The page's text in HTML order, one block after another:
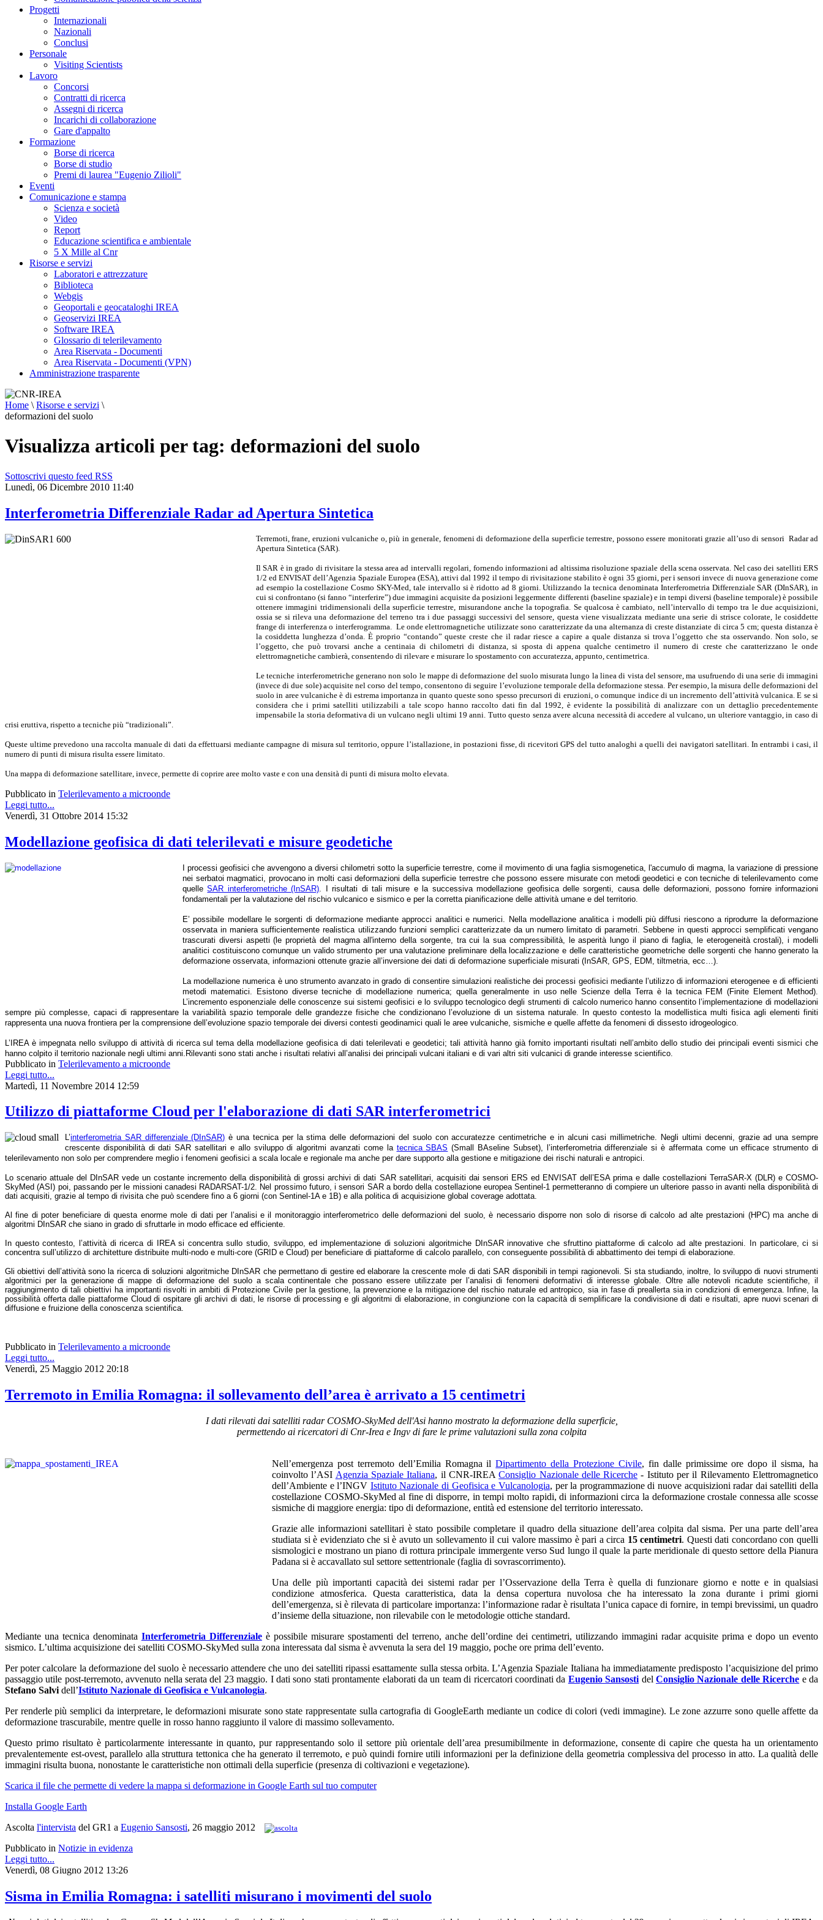
Progetti
Internazionali
Nazionali
Conclusi
Personale
Visiting Scientists
Lavoro
Concorsi
Contratti di ricerca
Assegni di ricerca
Incarichi di collaborazione
Gare d'appalto
Formazione
Borse di ricerca
Borse di studio
Premi di laurea "Eugenio Zilioli"
Eventi
Comunicazione e stampa
Scienza e società
Video
Report
Educazione scientifica e ambientale
5 X Mille al Cnr
Risorse e servizi
Laboratori e attrezzature
Biblioteca
Webgis
Geoportali e geocataloghi IREA
Geoservizi IREA
Software IREA
Glossario di telerilevamento
Area Riservata - Documenti
Area Riservata - Documenti (VPN)
Amministrazione trasparente
Home \ Risorse e servizi \
deformazioni del suolo
Visualizza articoli per tag: deformazioni del suolo
Sottoscrivi questo feed RSS
Lunedì, 06 Dicembre 2010 11:40
Interferometria Differenziale Radar ad Apertura Sintetica
Terremoti, frane, eruzioni vulcaniche o, più in generale, fenomeni di deformazione della superficie terrestre, possono essere monitorati grazie all’uso di sensori Radar ad
Apertura Sintetica (SAR).
Il SAR è in grado di rivisitare la stessa area ad intervalli regolari, fornendo informazioni ad altissima risoluzione spaziale della scena osservata. Nel caso dei satelliti ERS
1/2 ed ENVISAT dell’Agenzia Spaziale Europea (ESA), attivi dal 1992 il tempo di rivisitazione stabilito è ogni 35 giorni, per i sensori invece di nuova generazione come
ad esempio la costellazione Cosmo SKY-Med, tale intervallo si è ridotto ad 8 giorni. Utilizzando la tecnica denominata Interferometria Differenziale SAR (DInSAR), in
cui si confrontano (si fanno “interferire”) due immagini acquisite da posizioni leggermente differenti (baseline spaziale) e in tempi diversi (baseline temporale) è possibile
ottenere immagini tridimensionali della superficie terrestre, misurandone anche la topografia. Se qualcosa è cambiato, nell’intervallo di tempo tra le due acquisizioni,
ossia se si rileva una deformazione del terreno tra i due passaggi successivi del sensore, questa viene visualizzata mediante una serie di strisce colorate, le cosiddette
frange di interferenza o interferogramma. Le onde elettromagnetiche utilizzate sono caratterizzate da una alternanza di creste distanziate di circa 5 cm; questa distanza è
la cosiddetta lunghezza d’onda. È proprio “contando” queste creste che il radar riesce a capire a quale distanza si trova l’oggetto che sta osservando. Non solo, se
l’oggetto, che può trovarsi anche a centinaia di chilometri di distanza, si sposta di appena qualche centimetro il numero di creste che caratterizzano le onde
elettromagnetiche cambierà, consentendo di rilevare e misurare lo spostamento con accuratezza, appunto, centimetrica.
Le tecniche interferometriche generano non solo le mappe di deformazione del suolo misurata lungo la linea di vista del sensore, ma usufruendo di una serie di immagini
(invece di due sole) acquisite nel corso del tempo, consentono di seguire l’evoluzione temporale della deformazione stessa. Per esempio, la misura delle deformazioni del
suolo in aree vulcaniche è di estrema importanza in quanto queste sono spesso precursori di eruzioni, o comunque indice di un incremento dell’attività vulcanica. E se si
considera che i primi satelliti utilizzabili a tale scopo hanno raccolto dati fin dal 1992, è evidente la possibilità di analizzare con un dettaglio precedentemente
impensabile la storia deformativa di un vulcano negli ultimi 19 anni. Tutto questo senza avere alcuna necessità di accedere al vulcano, un ulteriore vantaggio, in caso di
crisi eruttiva, rispetto a tecniche più “tradizionali”.
Queste ultime prevedono una raccolta manuale di dati da effettuarsi mediante campagne di misura sul territorio, oppure l’istallazione, in postazioni fisse, di ricevitori GPS del tutto analoghi a quelli dei navigatori satellitari. In entrambi i casi, il
numero di punti di misura risulta essere limitato.
Una mappa di deformazione satellitare, invece, permette di coprire aree molto vaste e con una densità di punti di misura molto elevata.
Pubblicato in Telerilevamento a microonde
Leggi tutto...
Venerdì, 31 Ottobre 2014 15:32
Modellazione geofisica di dati telerilevati e misure geodetiche
I processi geofisici che avvengono a diversi chilometri sotto la superficie terrestre, come il movimento di una faglia sismogenetica, l'accumulo di magma, la variazione di pressione
nei serbatoi magmatici, provocano in molti casi deformazioni della superficie terrestre che possono essere misurate con metodi geodetici e con tecniche di telerilevamento come
quelleSAR interferometriche (InSAR) . I risultati di tali misure e la successiva modellazione geofisica delle sorgenti, causa delle deformazioni, possono fornire informazioni
fondamentali per la valutazione del rischio vulcanico e sismico e per la corretta pianificazione delle attività umane e del territorio.
E’ possibile modellare le sorgenti di deformazione mediante approcci analitici e numerici. Nella modellazione analitica i modelli più diffusi riescono a riprodurre la deformazione
osservata in maniera sufficientemente realistica utilizzando funzioni semplici caratterizzate da un numero limitato di parametri. Sebbene in questi approcci semplificati vengano
trascurati diversi aspetti (le proprietà del magma all'interno della sorgente, tra cui la sua compressibilità, le asperità lungo il piano di faglia, le eterogeneità crostali), i modelli
analitici costituiscono comunque un valido strumento per una valutazione preliminare della localizzazione e delle caratteristiche geometriche delle sorgenti che hanno generato la
deformazione osservata, informazioni ottenute grazie all’inversione dei dati di deformazione superficiale misurati (InSAR, GPS, EDM, tiltmetria, ecc…).
La modellazione numerica è uno strumento avanzato in grado di consentire simulazioni realistiche dei processi geofisici mediante l’utilizzo di informazioni eterogenee e di efficienti
metodi matematici. Esistono diverse tecniche di modellazione numerica; quella generalmente in uso nelle Scienze della Terra è la tecnica FEM (Finite Element Method).
L’incremento esponenziale delle conoscenze sui sistemi geofisici e lo sviluppo tecnologico degli strumenti di calcolo numerico hanno consentito l’implementazione di modellazioni
sempre più complesse, capaci di rappresentare la variabilità spazio temporale delle grandezze fisiche che condizionano l’evoluzione di un sistema naturale. In questo contesto la modellistica multi fisica agli elementi finiti
rappresenta una nuova frontiera per la comprensione dell’evoluzione spazio temporale dei diversi contesti geodinamici quali le aree vulcaniche, sismiche e quelle affette da fenomeni di dissesto idrogeologico.
L’IREA è impegnata nello sviluppo di attività di ricerca sul tema della modellazione geofisica di dati telerilevati e geodetici; tali attività hanno già fornito importanti risultati nell’ambito dello studio dei principali eventi sismici che
hanno colpito il territorio nazionale negli ultimi anni. Rilevanti sono stati anche i risultati relativi all’analisi dei principali vulcani italiani e di vari altri siti vulcanici di grande interesse scientifico.
Pubblicato in Telerilevamento a microonde
Leggi tutto...
Martedì, 11 Novembre 2014 12:59
Utilizzo di piattaforme Cloud per l'elaborazione di dati SAR interferometrici
L’interferometria SAR differenziale (DInSAR) è una tecnica per la stima delle deformazioni del suolo con accuratezze centimetriche e in alcuni casi millimetriche. Negli ultimi decenni, grazie ad una sempre
crescente disponibilità di dati SAR satellitari e allo sviluppo di algoritmi avanzati come la tecnica SBAS (Small BAseline Subset), l’interferometria differenziale si è affermata come un efficace strumento di
telerilevamento non solo per comprendere meglio i fenomeni geofisici a scala locale e regionale ma anche per dare supporto alla gestione e mitigazione dei rischi naturali e antropici.
Lo scenario attuale del DInSAR vede un costante incremento della disponibilità di grossi archivi di dati SAR satellitari, acquisiti dai sensori ERS ed ENVISAT dell’ESA prima e dalle costellazioni TerraSAR-X (DLR) e COSMO-
SkyMed (ASI) poi, passando per le missioni canadesi RADARSAT-1/2. Nel prossimo futuro, i sensori SAR a bordo della costellazione europea Sentinel-1 permetteranno di compiere un ulteriore passo in avanti nella disponibilità di
dati acquisiti, grazie al tempo di rivisita che può scendere fino a 6 giorni (con Sentinel-1A e 1B) e alla politica di acquisizione global coverage adottata.
Al fine di poter beneficiare di questa enorme mole di dati per l’analisi e il monitoraggio interferometrico delle deformazioni del suolo, è necessario disporre non solo di risorse di calcolo ad alte prestazioni (HPC) ma anche di
algoritmi DInSAR che siano in grado di sfruttarle in modo efficace ed efficiente.
In questo contesto, l’attività di ricerca di IREA si concentra sullo studio, sviluppo, ed implementazione di soluzioni algoritmiche DInSAR innovative che sfruttino piattaforme di calcolo ad alte prestazioni. In particolare, ci si
concentra sull’utilizzo di architetture distribuite multi-nodo e multi-core (GRID e Cloud) per beneficiare di piattaforme di calcolo parallelo, con conseguente possibilità di abbattimento dei tempi di elaborazione.
Gli obiettivi dell’attività sono la ricerca di soluzioni algoritmiche DInSAR che permettano di gestire ed elaborare la crescente mole di dati SAR disponibili in tempi ragionevoli. Si sta studiando, inoltre, lo sviluppo di nuovi strumenti
algoritmici per la generazione di mappe di deformazione del suolo a scala continentale che possano essere utilizzate per l’analisi di fenomeni deformativi di interesse globale. Oltre alle notevoli ricadute scientifiche, il
raggiungimento di tali obiettivi ha importanti risvolti in ambiti di Protezione Civile per la gestione, la prevenzione e la mitigazione del rischio naturale ed antropico, sia in fase di preallerta sia in condizioni di emergenza. Infine, la
possibilità offerta dalle piattaforme Cloud di ospitare gli archivi di dati, le risorse di processing e gli algoritmi di elaborazione, in congiunzione con la capacità di semplificare la condivisione di dati e risultati, apre nuovi scenari di
diffusione e fruizione della conoscenza scientifica.
Pubblicato in Telerilevamento a microonde
Leggi tutto...
Venerdì, 25 Maggio 2012 20:18
Terremoto in Emilia Romagna: il sollevamento dell’area è arrivato a 15 centimetri
I dati rilevati dai satelliti radar COSMO-SkyMed dell'Asi hanno mostrato la deformazione della superficie,
permettendo ai ricercatori di Cnr-Irea e Ingv di fare le prime valutazioni sulla zona colpita
Nell’emergenza post terremoto dell’Emilia Romagna ilDipartimento della Protezione Civile, fin dalle primissime ore dopo il sisma, ha
coinvolto l’ASI Agenzia Spaziale Italiana, il CNR-IREAConsiglio Nazionale delle Ricerche - Istituto per il Rilevamento Elettromagnetico
dell’Ambiente e l’INGV Istituto Nazionale di Geofisica e Vulcanologia, per la programmazione di nuove acquisizioni radar dai satelliti della
costellazione COSMO-SkyMed al fine di disporre, in tempi molto rapidi, di informazioni circa la deformazione crostale connessa alle scosse
sismiche di maggiore energia: tipo di deformazione, entità ed estensione del territorio interessato.
Grazie alle informazioni satellitari è stato possibile completare il quadro della situazione dell’area colpita dal sisma. Per una parte dell’area
studiata si è evidenziato che si è avuto un sollevamento il cui valore massimo è pari a circa 15 centimetri. Questi dati concordano con quelli
sismologici e mostrano un piano di rottura principale immergente verso Sud lungo il quale la parte meridionale di questo settore della Pianura
Padana si è accavallato sul settore settentrionale (faglia di sovrascorrimento).
Una delle più importanti capacità dei sistemi radar per l’Osservazione della Terra è quella di funzionare giorno e notte e in qualsiasi
condizione atmosferica. Questa caratteristica, data la densa copertura nuvolosa che ha interessato la zona durante i primi giorni
dell’emergenza, si è rilevata di particolare importanza: l’informazione radar è risultata l’unica capace di fornire, in tempi brevissimi, un quadro
d’insieme della situazione, non rilevabile con le metodologie ottiche standard.
Mediante una tecnica denominata Interferometria Differenzialeè possibile misurare spostamenti del terreno, anche dell’ordine dei centimetri, utilizzando immagini radar acquisite prima e dopo un evento
sismico. L’ultima acquisizione dei satelliti COSMO-SkyMed sulla zona interessata dal sisma è avvenuta la sera del 19 maggio, poche ore prima dell’evento.
Per poter calcolare la deformazione del suolo è necessario attendere che uno dei satelliti ripassi esattamente sulla stessa orbita. L’Agenzia Spaziale Italiana ha immediatamente predisposto l’acquisizione del primo
passaggio utile post-terremoto, avvenuto nella serata del 23 maggio. I dati sono stati prontamente elaborati da un team di ricercatori coordinati da Eugenio Sansosti delConsiglio Nazionale delle Ricerche e da
Stefano Salvi dell’Istituto Nazionale di Geofisica e Vulcanologia.
Per renderle più semplici da interpretare, le deformazioni misurate sono state rappresentate sulla cartografia di GoogleEarth mediante un codice di colori (vedi immagine). Le zone azzurre sono quelle affette da
deformazione trascurabile, mentre quelle in rosso hanno raggiunto il valore di massimo sollevamento.
Questo primo risultato è particolarmente interessante in quanto, pur rappresentando solo il settore più orientale dell’area presumibilmente in deformazione, consente di capire che questa ha un orientamento
prevalentemente est-ovest, parallelo alla struttura tettonica che ha generato il terremoto, e può quindi fornire utili informazioni per la definizione della geometria complessiva del processo in atto. La qualità delle
immagini risulta buona, nonostante le caratteristiche non ottimali della superficie (presenza di coltivazioni e vegetazione).
Scarica il file che permette di vedere la mappa si deformazione in Google Earth sul tuo computer
Installa Google Earth
Ascolta l'intervista del GR1 a Eugenio Sansosti, 26 maggio 2012
Pubblicato in Notizie in evidenza
Leggi tutto...
Venerdì, 08 Giugno 2012 13:26
Sisma in Emilia Romagna: i satelliti misurano i movimenti del suolo